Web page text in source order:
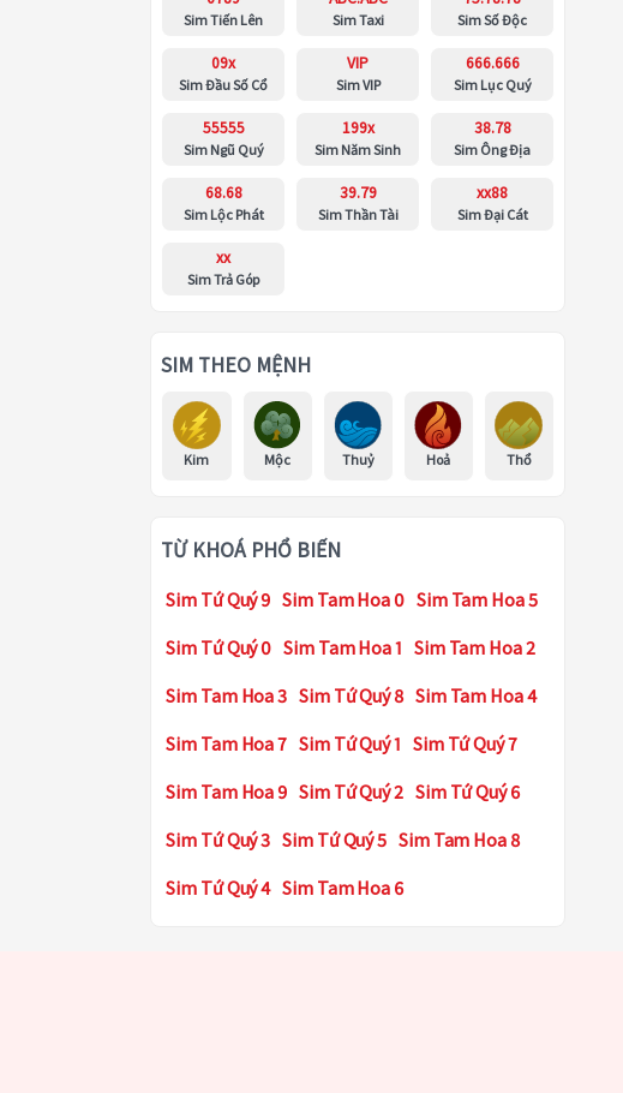
Sim Tiến Lên Sim Taxi Sim Số Độc
09x
Sim Đầu Số Cổ
VIP
Sim VIP
666.666
Sim Lục Quý
55555
Sim Ngũ Quý
199x
Sim Năm Sinh
38.78
Sim Ông Địa
68.68
Sim Lộc Phát
39.79
Sim Thần Tài
xx88
Sim Đại Cát
xx
Sim Trả Góp
SIM THEO MỆNH
Kim Mộc Thuỷ Hoả Thổ
TỪ KHOÁ PHỔ BIẾN
Sim Tứ Quý 9 Sim Tam Hoa 0 Sim Tam Hoa 5
Sim Tứ Quý 0 Sim Tam Hoa 1 Sim Tam Hoa 2
Sim Tam Hoa 3 Sim Tứ Quý 8 Sim Tam Hoa 4
Sim Tam Hoa 7 Sim Tứ Quý 1 Sim Tứ Quý 7
Sim Tam Hoa 9 Sim Tứ Quý 2 Sim Tứ Quý 6
Sim Tứ Quý 3 Sim Tứ Quý 5 Sim Tam Hoa 8
Sim Tứ Quý 4 Sim Tam Hoa 6